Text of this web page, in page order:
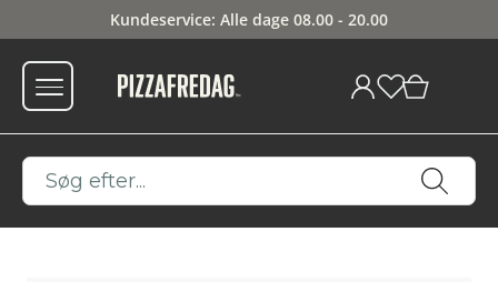
Kundeservice: Alle dage 08.00 - 20.00